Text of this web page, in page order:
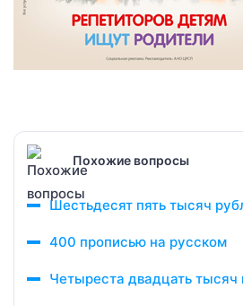
Похожие вопросы
Шестьдесят пять тысяч
400 прописью на русском
Четыреста двадцать тысяч